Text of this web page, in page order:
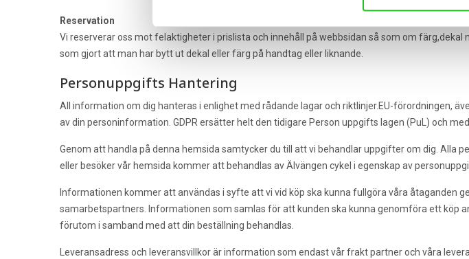
Reservation
Vi reserverar oss mot felaktigheter i prislista och innehåll på webbsidan så som om
som gjort att man har bytt ut dekal eller färg på handtag eller liknande.
Personuppgifts Hantering
All information om dig hanteras i enlighet med rådande lagar och riktlinjer.EU-förordningen,
av din personinformation. GDPR ersätter helt den tidigare Person uppgifts lagen (PuL) och
Genom att handla på denna hemsida samtycker du till att vi behandlar uppgifter om dig. Alla
eller besöker vår hemsida kommer att behandlas av Älvängen cykel i egenskap av
Informationen kommer att användas i syfte att vi vid köp ska kunna fullgöra våra åtaganden
samarbetspartners. Informationen som samlas för att kunden ska kunna genomföra ett köp
förutom i samband med att din beställning behandlas.
Leveransadress och leveransvillkor är information som endast vår frakt partner och våra